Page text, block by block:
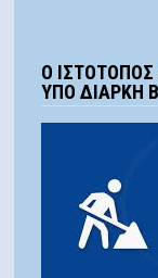
Ο ΙΣΤΟΤΟΠΟΣ
ΥΠΟ ΔΙΑΡΚΗ